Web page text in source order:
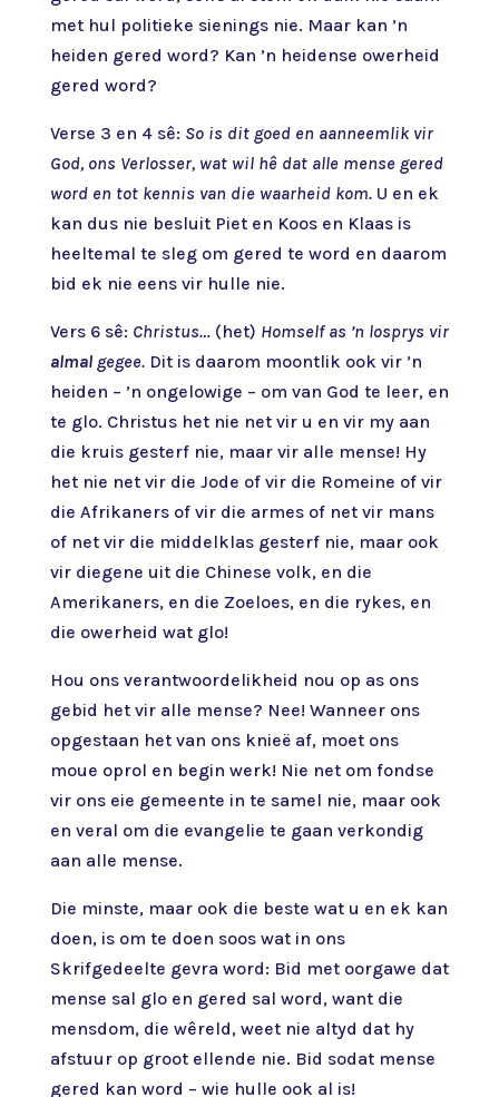
met hul politieke sienings nie. Maar kan ’n
heiden gered word? Kan ’n heidense owerheid
gered word?
Verse 3 en 4 sê: So is dit goed en aanneemlik vir
God, ons Verlosser, wat wil hê dat alle mense gered
word en tot kennis van die waarheid kom. U en ek
kan dus nie besluit Piet en Koos en Klaas is
heeltemal te sleg om gered te word en daarom
bid ek nie eens vir hulle nie.
Vers 6 sê: Christus… (het) Homself as ’n losprys vir
almalgegee.Dit is daarom moontlik ook vir ’n
heiden – ’n ongelowige – om van God te leer, en
te glo. Christus het nie net vir u en vir my aan
die kruis gesterf nie, maar vir alle mense! Hy
het nie net vir die Jode of vir die Romeine of vir
die Afrikaners of vir die armes of net vir mans
of net vir die middelklas gesterf nie, maar ook
vir diegene uit die Chinese volk, en die
Amerikaners, en die Zoeloes, en die rykes, en
die owerheid wat glo!
Hou ons verantwoordelikheid nou op as ons
gebid het vir alle mense? Nee! Wanneer ons
opgestaan het van ons knieë af, moet ons
moue oprol en begin werk! Nie net om fondse
vir ons eie gemeente in te samel nie, maar ook
en veral om die evangelie te gaan verkondig
aan alle mense.
Die minste, maar ook die beste wat u en ek kan
doen, is om te doen soos wat in ons
Skrifgedeelte gevra word: Bid met oorgawe dat
mense sal glo en gered sal word, want die
mensdom, die wêreld, weet nie altyd dat hy
afstuur op groot ellende nie. Bid sodat mense
gered kan word – wie hulle ook al is!